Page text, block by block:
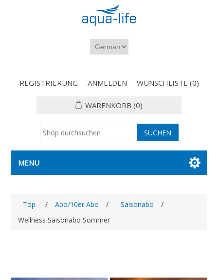
REGISTRIERUNG ANMELDEN WUNSCHLISTE (0)
WARENKORB (0)
MENU
Top / Abo/10er Abo / Saisonabo
/
Wellness Saisonabo Sommer